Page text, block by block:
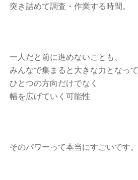
突き詰めて調査・作業する時間。
一人だと前に進めないことも、
みんなで集まると大きな力となって
ひとつの方向だけでなく
幅を広げていく可能性
そのパワーって本当にすごいです。